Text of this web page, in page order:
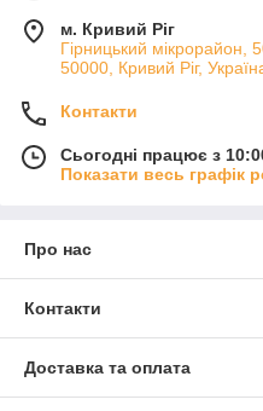
м. Кривий Ріг
Гірницький мікрорайон,
50000, Кривий Ріг,
Контакти
Сьогодні працює з
Показати весь графік
Про нас
Контакти
Доставка та оплата